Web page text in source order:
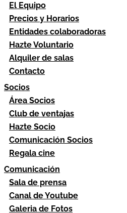
El Equipo
Precios y Horarios
Entidades colaboradoras
Hazte Voluntario
Alquiler de salas
Contacto
Socios
Área Socios
Club de ventajas
Hazte Socio
Comunicación Socios
Regala cine
Comunicación
Sala de prensa
Canal de Youtube
Galeria de Fotos